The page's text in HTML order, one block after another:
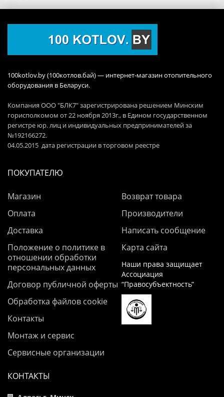
100kotlov.by (100котлов.бай) — интернет-магазин отопительного
оборудования в Беларуси.
Компания ООО "БЛК7" зарегистрирована решением Минским
горисполкомом от 22 ноября 2013г., в Едином государственном
регистре юр. лиц и индивидуальных предпринимателей за
№192166272.
04.05.2015 дата регистрации в торговом реестре
ПОКУПАТЕЛЮ
Магазин
Оплата
Доставка
Положение о политике в
отношении обработки
персональных данных
Договор публичной оферты
Обработка файлов cookie
Контакты
Монтаж и сервис
Сервисные организации
Возврат товара
Производители
Написать сообщение
Карта сайта
Наши права защищает
Ассоциация
“Правосубъектность”
КОНТАКТЫ